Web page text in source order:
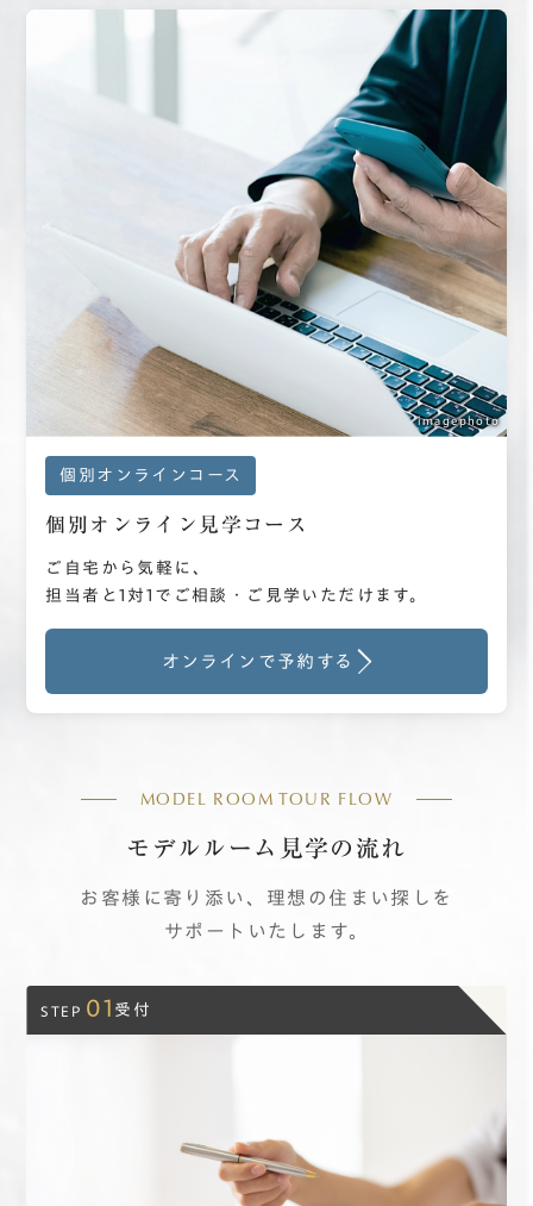
imagephoto
個別オンラインコース
個別オンライン見学コース
ご自宅から気軽に、
担当者と1対1でご相談・ご見学いただけます。
オンラインで予約する
MODEL ROOM TOUR FLOW
モデルルーム見学の流れ
お客様に 寄り添い、 理想の 住まい探しを
サポートいたします。
STEP 01 受付